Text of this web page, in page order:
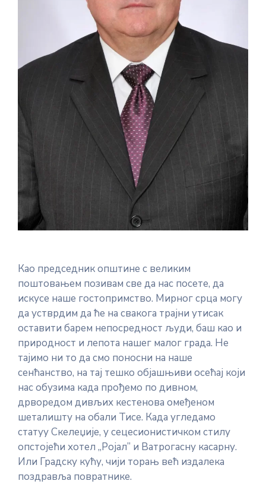
Као председник општине с великим
поштовањем позивам све да нас посете, да
искусе наше гостопримство. Мирног срца могу
да устврдим да ће на свакога трајни утисак
оставити барем непосредност људи, баш као и
природност и лепота нашег малог града. Не
тајимо ни то да смо поносни на наше
сенћанство, на тај тешко објашњиви осећај који
нас обузима када прођемо по дивном,
дрворедом дивљих кестенова омеђеном
шеталишту на обали Тисе. Када угледамо
статуу Скелеџије, у сецесионистичком стилу
опстојећи хотел „Ројал” и Ватрогасну касарну.
Или Градску кућу, чији торањ већ издалека
поздравља повратнике.